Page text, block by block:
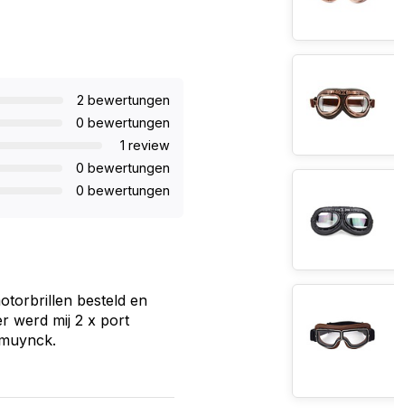
2 bewertungen
0 bewertungen
1 review
0 bewertungen
0 bewertungen
besteld en
werd mij 2 x port